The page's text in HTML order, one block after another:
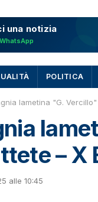
una notizia
POLITICA
lametina "G.
– X
alle 10:45